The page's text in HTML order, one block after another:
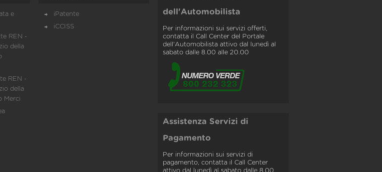
e
REN -
della
REN -
della
Merci
iPatente
iCCISS
dell'Automobilista
Per informazioni sui servizi offerti,
contatta il Call Center del Portale
dell'Automobilista attivo dal lunedì al
sabato dalle 8.00 alle 20.00
Assistenza Servizi di
Pagamento
Per informazioni sui servizi di
pagamento, contatta il Call Center